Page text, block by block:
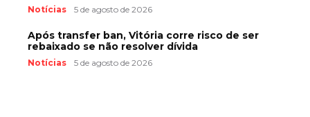
Notícias 5 de agosto de 2026
Após transfer ban, Vitória corre risco de ser
rebaixado se não resolver dívida
Notícias 5 de agosto de 2026